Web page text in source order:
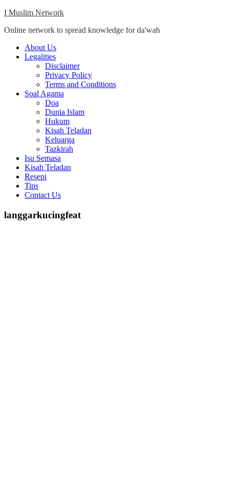
Skip
content
I Muslim Network
Online network to spread knowledge for da'wah
Close
Menu
About Us
Legalities
Disclaimer
Privacy Policy
Terms and Conditions
Soal Agama
Doa
Dunia Islam
Hukum
Kisah Teladan
Keluarga
Tazkirah
Isu Semasa
Kisah Teladan
Resepi
Tips
Contact Us
langgarkucingfeat